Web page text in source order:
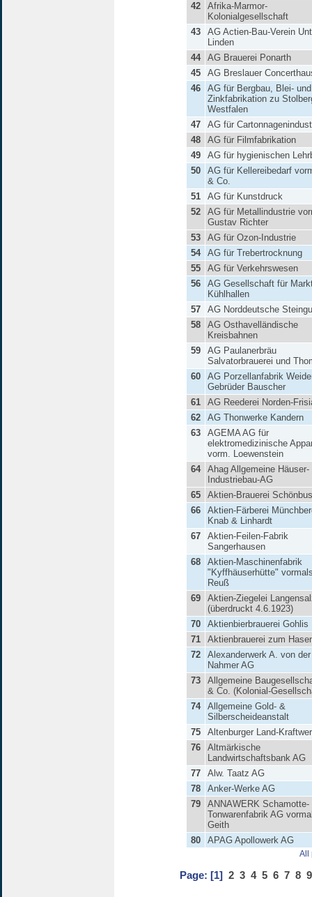
42
Afrika-Marmor-
Kolonialgesellschaft
43
AG Actien-Bau-Verein
Linden
44
AG Brauerei Ponarth
45
AG Breslauer
46
AG für Bergbau, Blei- und
Zinkfabrikation zu
Westfalen
47
AG für
48
AG für Filmfabrikation
49
AG für hygienischen
50
AG für Kellereibedarf
& Co.
51
AG für Kunstdruck
52
AG für Metallindustrie
Gustav Richter
53
AG für Ozon-Industrie
54
AG für Trebertrocknung
55
AG für Verkehrswesen
56
AG Gesellschaft für
Kühlhallen
57
AG Norddeutsche
58
AG Osthavelländische
Kreisbahnen
59
AG Paulanerbräu
Salvatorbrauerei und
60
AG Porzellanfabrik
Gebrüder Bauscher
61
AG Reederei Norden-
62
AG Thonwerke Kandern
63
AGEMA AG für
elektromedizinische
vorm. Loewenstein
64
Ahag Allgemeine Häuser-
Industriebau-AG
65
Aktien-Brauerei
66
Aktien-Färberei
Knab & Linhardt
67
Aktien-Feilen-Fabrik
Sangerhausen
68
Aktien-Maschinenfabrik
"Kyffhäuserhütte"
Reuß
69
Aktien-Ziegelei
(überdruckt 4.6.1923)
70
Aktienbierbrauerei Gohlis
71
Aktienbrauerei zum
72
Alexanderwerk A. von der
Nahmer AG
73
Allgemeine
& Co. (Kolonial-
74
Allgemeine Gold- &
Silberscheideanstalt
75
Altenburger Land-
76
Altmärkische
Landwirtschaftsbank AG
77
Alw. Taatz AG
78
Anker-Werke AG
79
ANNAWERK Schamotte-
Tonwarenfabrik AG
Geith
80
APAG Apollowerk AG
All
Page: [1] 2 3 4 5 6 7 8 9